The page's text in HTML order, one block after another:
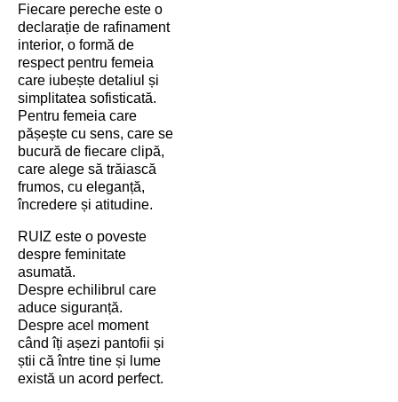
Fiecare pereche este o
declarație de rafinament
interior, o formă de
respect pentru femeia
care iubește detaliul și
simplitatea sofisticată.
Pentru femeia care
pășește cu sens, care se
bucură de fiecare clipă,
care alege să trăiască
frumos, cu eleganță,
încredere și atitudine.
RUIZ este o poveste
despre feminitate
asumată.
Despre echilibrul care
aduce siguranță.
Despre acel moment
când îți așezi pantofii și
știi că între tine și lume
există un acord perfect.